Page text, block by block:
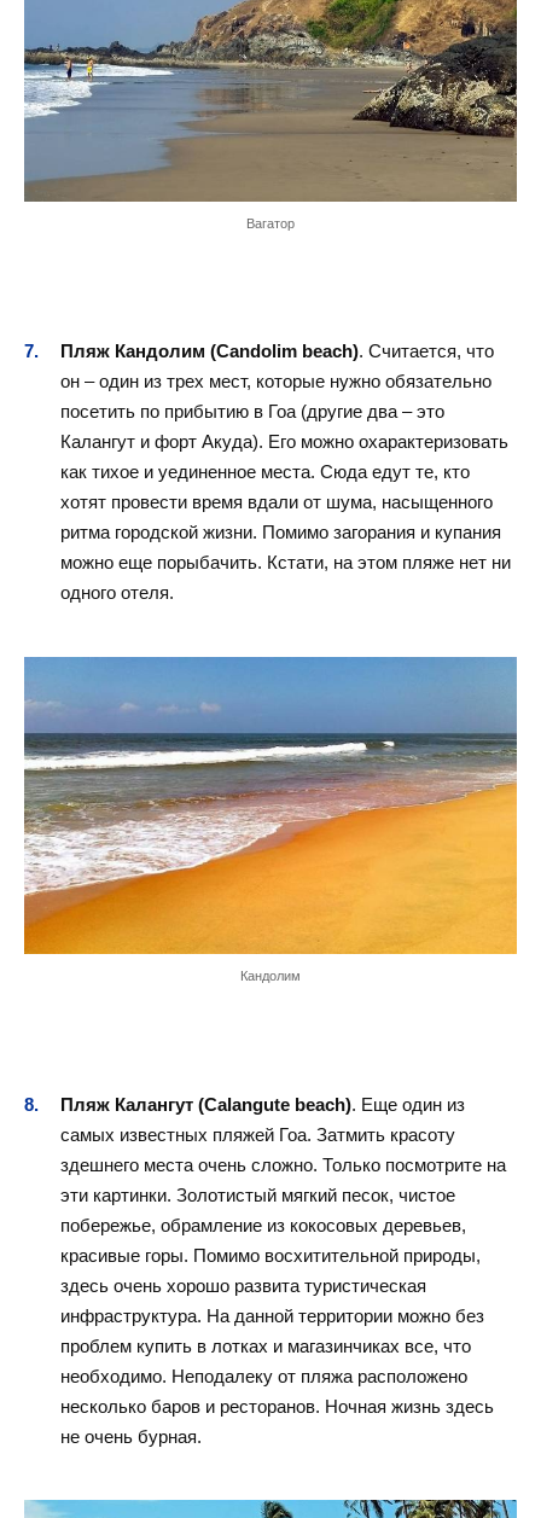
Вагатор
Пляж Кандолим (Candolim beach). Считается, что
он – один из трех мест, которые нужно обязательно
посетить по прибытию в Гоа (другие два – это
Калангут и форт Акуда). Его можно охарактеризовать
как тихое и уединенное места. Сюда едут те, кто
хотят провести время вдали от шума, насыщенного
ритма городской жизни. Помимо загорания и купания
можно еще порыбачить. Кстати, на этом пляже нет ни
одного отеля.
Кандолим
Пляж Калангут (Calangute beach). Еще один из
самых известных пляжей Гоа. Затмить красоту
здешнего места очень сложно. Только посмотрите на
эти картинки. Золотистый мягкий песок, чистое
побережье, обрамление из кокосовых деревьев,
красивые горы. Помимо восхитительной природы,
здесь очень хорошо развита туристическая
инфраструктура. На данной территории можно без
проблем купить в лотках и магазинчиках все, что
необходимо. Неподалеку от пляжа расположено
несколько баров и ресторанов. Ночная жизнь здесь
не очень бурная.